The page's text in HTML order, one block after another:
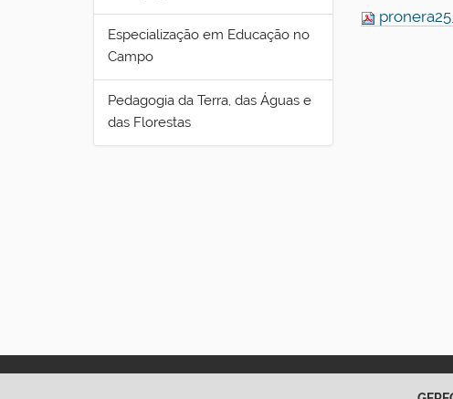
Especialização em Educação no
Campo
Pedagogia da Terra, das Águas e
das Florestas